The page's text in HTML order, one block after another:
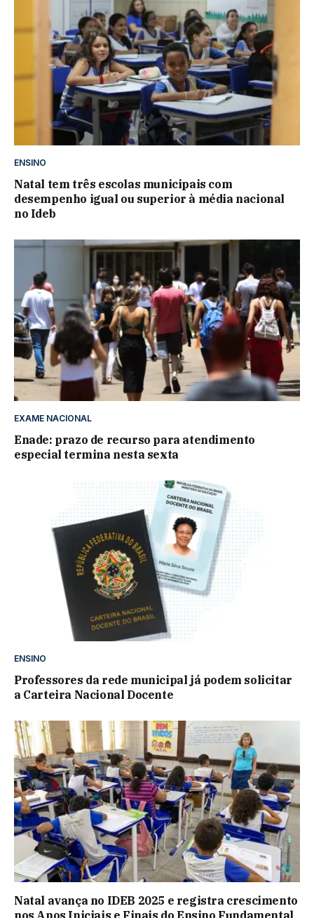
ENSINO
Natal tem três escolas municipais com
desempenho igual ou superior à média nacional
no Ideb
EXAME NACIONAL
Enade: prazo de recurso para atendimento
especial termina nesta sexta
ENSINO
Professores da rede municipal já podem solicitar
a Carteira Nacional Docente
Natal avança no IDEB 2025 e registra crescimento
nos Anos Iniciais e Finais do Ensino Fundamental